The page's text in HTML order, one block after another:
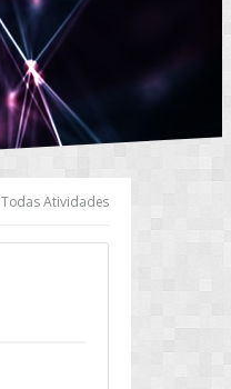
Todas Atividades